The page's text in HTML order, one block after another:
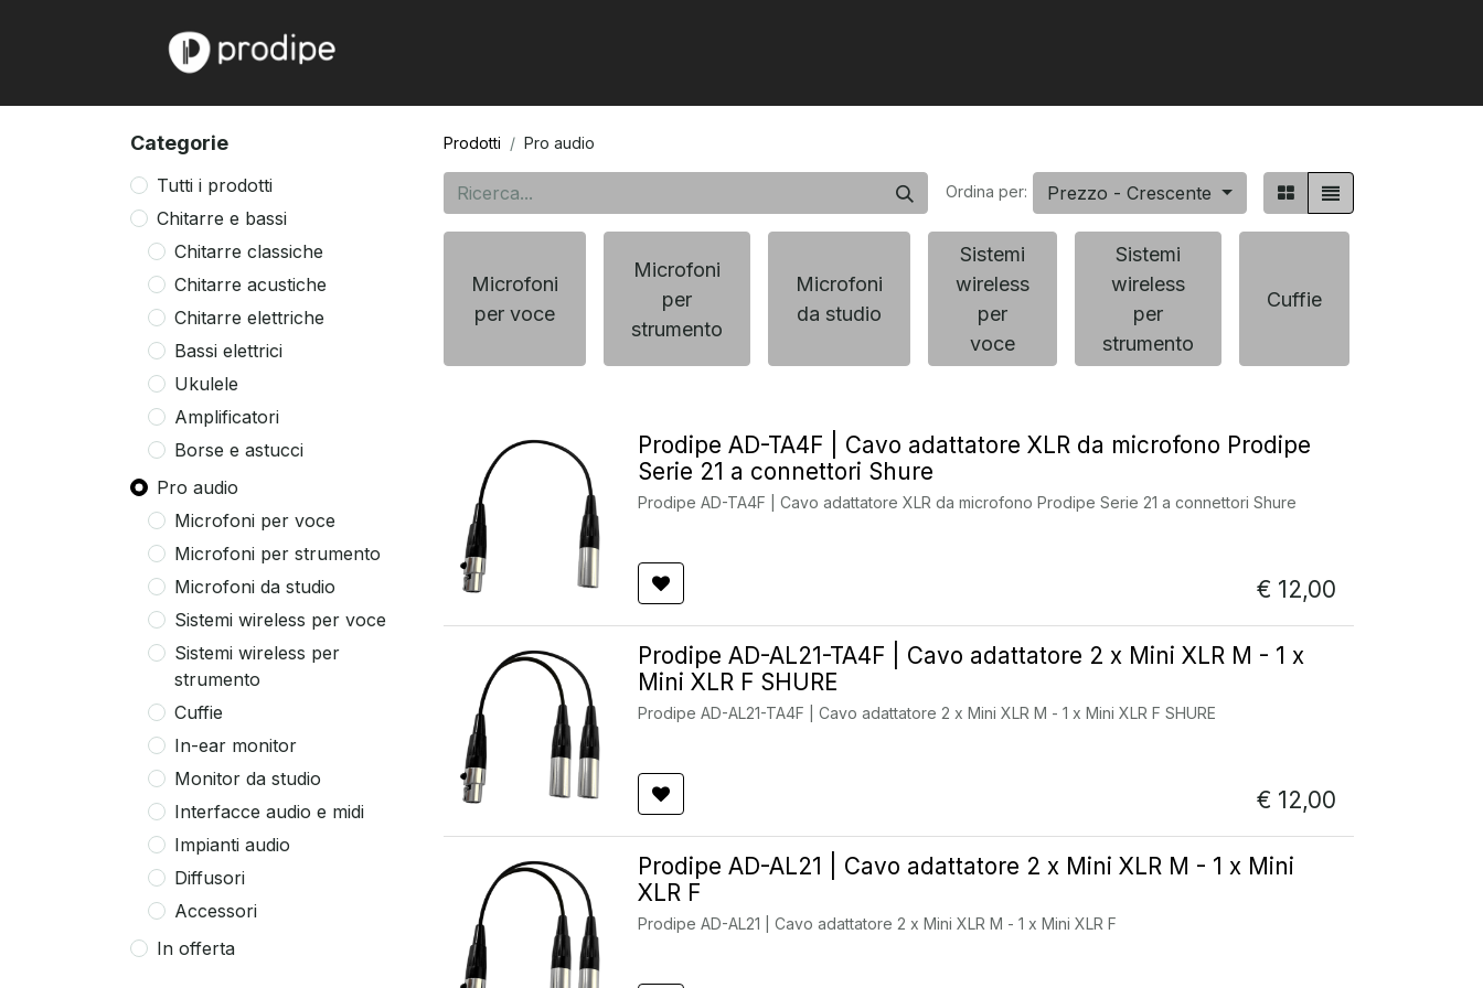
Categorie
Tutti i prodotti
Chitarre e bassi
Chitarre classiche
Chitarre acustiche
Chitarre elettriche
Bassi elettrici
Ukulele
Amplificatori
Borse e astucci
Pro audio
Microfoni per voce
Microfoni per strumento
Microfoni da studio
Sistemi wireless per voce
Sistemi wireless per
strumento
Cuffie
In-ear monitor
Monitor da studio
Interfacce audio e midi
Impianti audio
Diffusori
Accessori
In offerta
Prodotti Pro audio
Ordina per: Prezzo - Crescente
Microfoni
per voce
Microfoni
per
strumento
Microfoni
da studio
Sistemi
wireless
per
voce
Sistemi
wireless
per
strumento
Cuffie
Prodipe AD-TA4F | Cavo adattatore XLR da microfono Prodipe
Serie 21 a connettori Shure
Prodipe AD-TA4F | Cavo adattatore XLR da microfono Prodipe Serie 21 a connettori Shure
€ 12,00
Prodipe AD-AL21-TA4F | Cavo adattatore 2 x Mini XLR M - 1 x
Mini XLR F SHURE
Prodipe AD-AL21-TA4F | Cavo adattatore 2 x Mini XLR M - 1 x Mini XLR F SHURE
€ 12,00
Prodipe AD-AL21 | Cavo adattatore 2 x Mini XLR M - 1 x Mini
XLR F
Prodipe AD-AL21 | Cavo adattatore 2 x Mini XLR M - 1 x Mini XLR F